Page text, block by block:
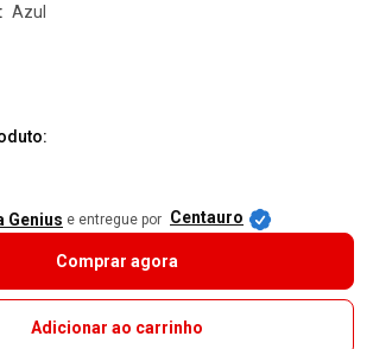
azul
Genius e entregue por Centauro
Comprar agora
Adicionar ao carrinho